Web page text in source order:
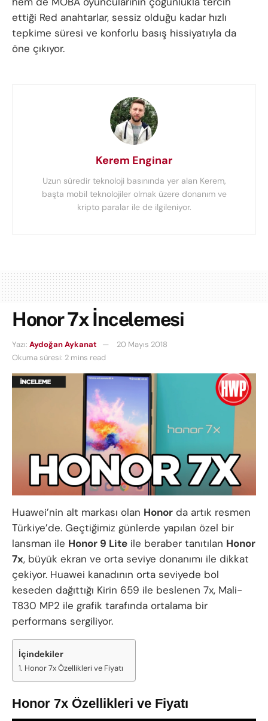
ettiği Red anahtarlar, sessiz olduğu kadar hızlı
tepkime süresi ve konforlu basış hissiyatıyla da
öne çıkıyor.
Kerem Enginar
Uzun süredir teknoloji basınında yer alan Kerem,
başta mobil teknolojiler olmak üzere donanım ve
kripto paralar ile de ilgileniyor.
Honor 7x İncelemesi
Yazı: Aydoğan Aykanat
20 Mayıs 2018
Okuma süresi: 2 mins read
Huawei’nin alt markası olan Honor da artık resmen
Türkiye’de. Geçtiğimiz günlerde yapılan özel bir
lansman ile Honor 9 Lite ile beraber tanıtılan Honor
7x, büyük ekran ve orta seviye donanımı ile dikkat
çekiyor. Huawei kanadının orta seviyede bol
keseden dağıttığı Kirin 659 ile beslenen 7x, Mali-
T830 MP2 ile grafik tarafında ortalama bir
performans sergiliyor.
İçindekiler
Honor 7x Özellikleri ve Fiyatı
Honor 7x Özellikleri ve Fiyatı